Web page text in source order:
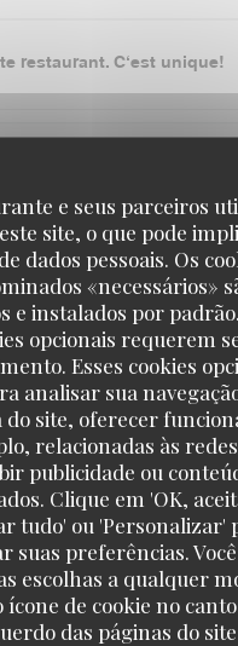
e seus parceiros
site, o que pode
dados pessoais. Os
«necessários»
e instalados por
opcionais requerem
Esses cookies
analisar sua
do site, oferecer
relacionadas às
publicidade ou
Clique em 'OK,
tudo' ou 'Personalizar'
suas preferências.
escolhas a qualquer
ícone de cookie no
das páginas do
restaurant. C‘est unique!
MENU : 5/5 QUALITY_PRICE
2 3